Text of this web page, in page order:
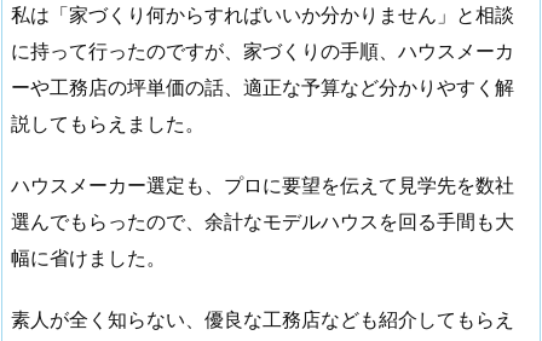
私は「家づくり何からすればいいか分かりません」と相談
に持って行ったのですが、家づくりの手順、ハウスメーカ
ーや工務店の坪単価の話、適正な予算など分かりやすく解
説してもらえました。
ハウスメーカー選定も、プロに要望を伝えて見学先を数社
選んでもらったので、余計なモデルハウスを回る手間も大
幅に省けました。
素人が全く知らない、優良な工務店なども紹介してもらえ